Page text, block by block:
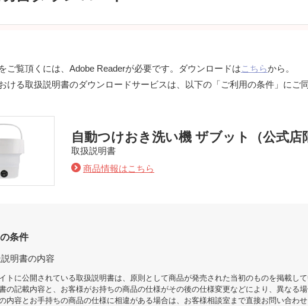
ご覧頂くには、Adobe Readerが必要です。ダウンロードはこちらから。
ける取扱説明書のダウンロードサービスは、以下の「ご利用の条件」にご
自動つけおき洗い機 ザブット（公式店
取扱説明書
商品情報はこちら
条件
明書の内容
トに公開されている取扱説明書は、原則として商品が発売された当初のものを掲載し
の記載内容と、お客様がお持ちの商品の仕様がその後の仕様変更などにより、異なる
内容とお手持ちの商品の仕様に相違がある場合は、お客様相談室まで直接お問い合わせ